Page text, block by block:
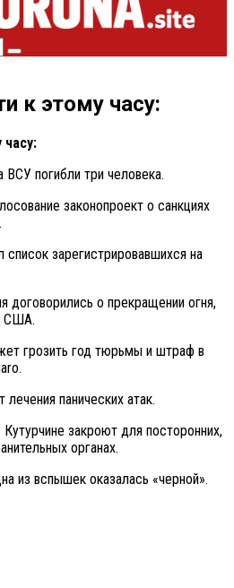
Search
к этому часу:
часу:
погибли три человека.
законопроект о санкциях
зарегистрировавшихся на
договорились о прекращении огня,
США.
грозить год тюрьмы и штраф в
панических атак.
закроют для посторонних,
органах.
из вспышек оказалась «черной».